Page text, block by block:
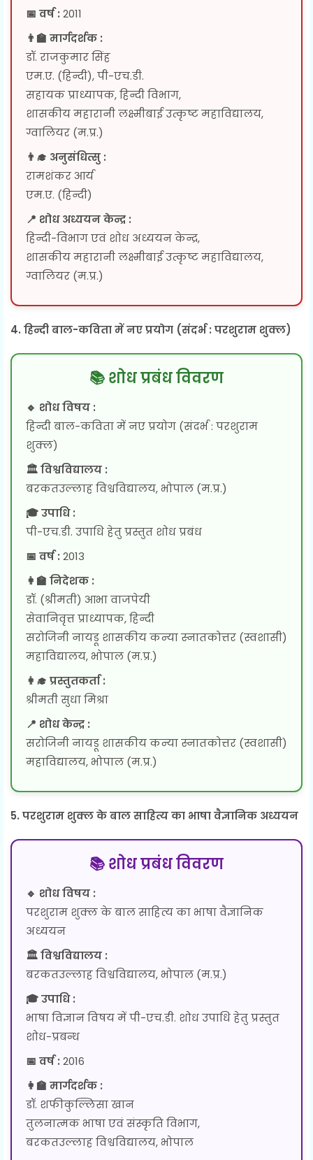
📅 वर्ष : 2011
👨‍🏫 मार्गदर्शक :
डॉ. राजकुमार सिंह
एम.ए. (हिन्दी), पी-एच.डी.
सहायक प्राध्यापक, हिन्दी विभाग,
शासकीय महारानी लक्ष्मीबाई उत्कृष्ट महाविद्यालय,
ग्वालियर (म.प्र.)
👨‍🎓 अनुसंधित्सु :
रामशंकर आर्य
एम.ए. (हिन्दी)
📍 शोध अध्ययन केन्द्र :
हिन्दी-विभाग एवं शोध अध्ययन केन्द्र,
शासकीय महारानी लक्ष्मीबाई उत्कृष्ट महाविद्यालय,
ग्वालियर (म.प्र.)
4. हिन्दी बाल-कविता में नए प्रयोग (संदर्भ : परशुराम शुक्ल)
📚 शोध प्रबंध विवरण
🔹 शोध विषय :
हिन्दी बाल-कविता में नए प्रयोग (संदर्भ : परशुराम
शुक्ल)
🏛 विश्वविद्यालय :
बरकतउल्लाह विश्वविद्यालय, भोपाल (म.प्र.)
🎓 उपाधि :
पी-एच.डी. उपाधि हेतु प्रस्तुत शोध प्रबंध
📅 वर्ष : 2013
👩‍🏫 निदेशक :
डॉ. (श्रीमती) आभा वाजपेयी
सेवानिवृत्त प्राध्यापक, हिन्दी
सरोजिनी नायडू शासकीय कन्या स्नातकोत्तर (स्वशासी)
महाविद्यालय, भोपाल (म.प्र.)
👩‍🎓 प्रस्तुतकर्ता :
श्रीमती सुधा मिश्रा
📍 शोध केन्द्र :
सरोजिनी नायडू शासकीय कन्या स्नातकोत्तर (स्वशासी)
महाविद्यालय, भोपाल (म.प्र.)
5. परशुराम शुक्ल के बाल साहित्य का भाषा वैज्ञानिक अध्ययन
📚 शोध प्रबंध विवरण
🔹 शोध विषय :
परशुराम शुक्ल के बाल साहित्य का भाषा वैज्ञानिक
अध्ययन
🏛 विश्वविद्यालय :
बरकतउल्लाह विश्वविद्यालय, भोपाल (म.प्र.)
🎓 उपाधि :
भाषा विज्ञान विषय में पी-एच.डी. शोध उपाधि हेतु प्रस्तुत
शोध-प्रबन्ध
📅 वर्ष : 2016
👩‍🏫 मार्गदर्शक :
डॉ. शफीकुल्लिसा खान
तुलनात्मक भाषा एवं संस्कृति विभाग,
बरकतउल्लाह विश्वविद्यालय, भोपाल